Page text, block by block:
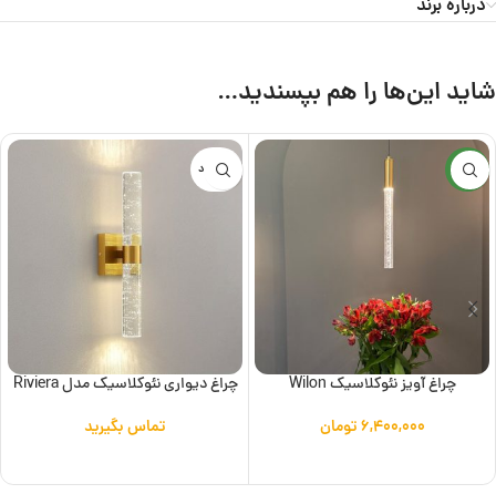
درباره برند
شاید این‌ها را هم بپسندید…
جدید
چراغ آویز نئوکلاسیک Wilon
۶,۴۰۰,۰۰۰تومان
ناموجود
چراغ دیواری نئوکلاسیک مدل Riviera
تماس بگیرید